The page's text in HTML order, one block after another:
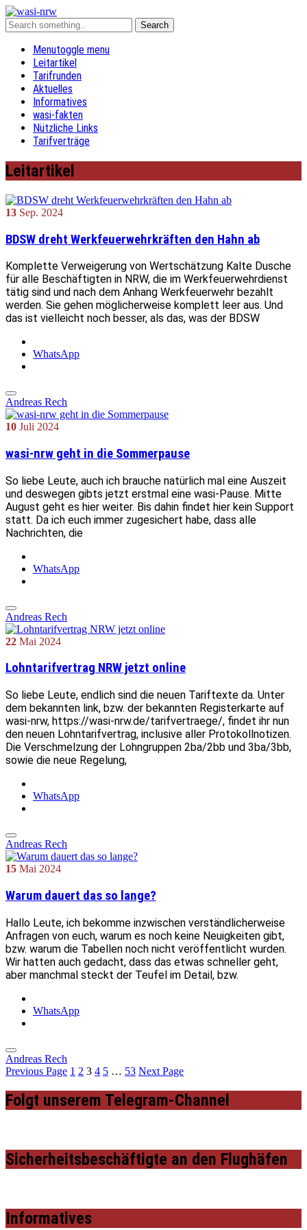
Menutoggle menu
Leitartikel
Tarifrunden
Aktuelles
Informatives
wasi-fakten
Nützliche Links
Tarifverträge
Leitartikel
13 Sep. 2024
BDSW dreht Werkfeuerwehrkräften den Hahn ab
Komplette Verweigerung von Wertschätzung Kalte Dusche
für alle Beschäftigten in NRW, die im Werkfeuerwehrdienst
tätig sind und nach dem Anhang Werkfeuerwehr bezahlt
werden. Sie gehen möglicherweise komplett leer aus. Und
das ist vielleicht noch besser, als das, was der BDSW
WhatsApp
Andreas Rech
10 Juli 2024
wasi-nrw geht in die Sommerpause
So liebe Leute, auch ich brauche natürlich mal eine Auszeit
und deswegen gibts jetzt erstmal eine wasi-Pause. Mitte
August geht es hier weiter. Bis dahin findet hier kein Support
statt. Da ich euch immer zugesichert habe, dass alle
Nachrichten, die
WhatsApp
Andreas Rech
22 Mai 2024
Lohntarifvertrag NRW jetzt online
So liebe Leute, endlich sind die neuen Tariftexte da. Unter
dem bekannten link, bzw. der bekannten Registerkarte auf
wasi-nrw, https://wasi-nrw.de/tarifvertraege/, findet ihr nun
den neuen Lohntarifvertrag, inclusive aller Protokollnotizen.
Die Verschmelzung der Lohngruppen 2ba/2bb und 3ba/3bb,
sowie die neue Regelung,
WhatsApp
Andreas Rech
15 Mai 2024
Warum dauert das so lange?
Hallo Leute, ich bekomme inzwischen verständlicherweise
Anfragen von euch, warum es noch keine Neuigkeiten gibt,
bzw. warum die Tabellen noch nicht veröffentlicht wurden.
Wir hatten auch gedacht, dass das etwas schneller geht,
aber manchmal steckt der Teufel im Detail, bzw.
WhatsApp
Andreas Rech
Previous Page 1 2 3 4 5 … 53 Next Page
Folgt unserem Telegram-Channel
Sicherheitsbeschäftigte an den Flughäfen
Informatives